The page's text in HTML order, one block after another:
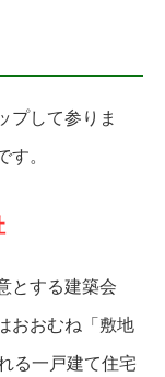
プして参りま
す。
とする建築会
おおむね「敷地
る一戸建て住宅